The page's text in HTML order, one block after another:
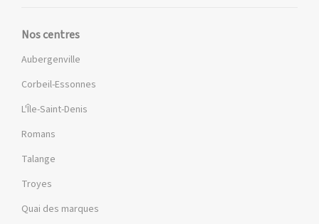
Nos centres
Aubergenville
Corbeil-Essonnes
L'Île-Saint-Denis
Romans
Talange
Troyes
Quai des marques